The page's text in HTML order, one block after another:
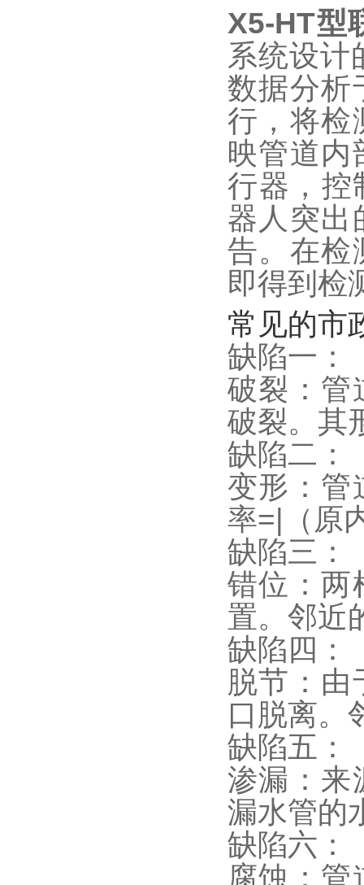
X5-HT型
系统设计
数据分析
行，将检
映管道内
行器，控
器人突出
告。在检
即得到检
常见的市
缺陷一：
破裂：管
破裂。其
缺陷二：
变形：管
率=|（原
缺陷三：
错位：两
置。邻近
缺陷四：
脱节：由
口脱离。
缺陷五：
渗漏：来
漏水管的
缺陷六：
腐蚀：管